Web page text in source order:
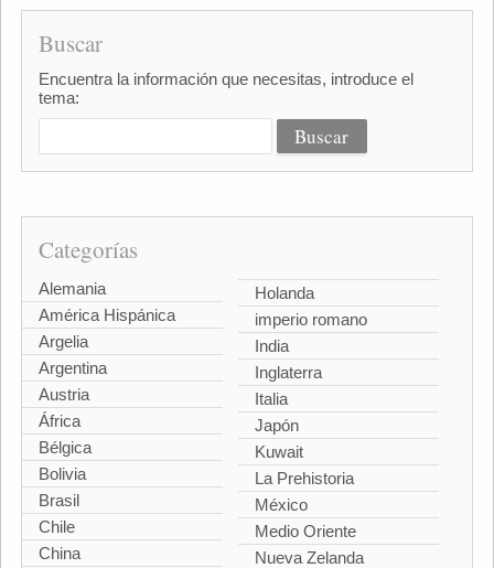
Buscar
Encuentra la información que necesitas, introduce el
tema:
Categorías
Alemania
América Hispánica
Argelia
Argentina
Austria
África
Bélgica
Bolivia
Brasil
Chile
China
Holanda
imperio romano
India
Inglaterra
Italia
Japón
Kuwait
La Prehistoria
México
Medio Oriente
Nueva Zelanda